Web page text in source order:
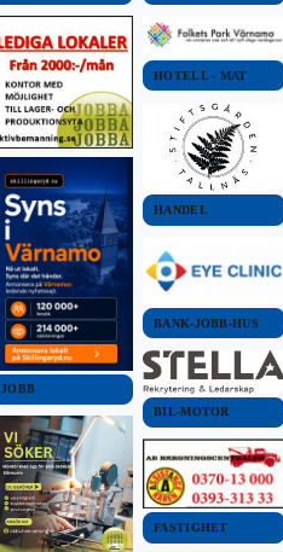
JOBB
HOTELL - MAT
HANDEL
BANK-JOBB-HUS
BIL-MOTOR
FASTIGHET